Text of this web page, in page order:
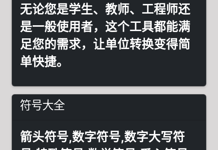
无论您是学生、教师、工程师还
是一般使用者，这个工具都能满
足您的需求，让单位转换变得简
单快捷。
符号大全
箭头符号,数字符号,数字大写符